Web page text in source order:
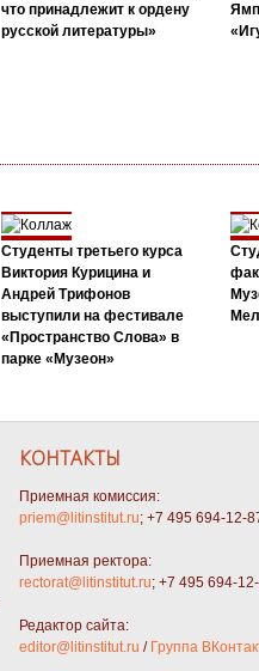
что принадлежит к ордену
русской литературы»
Студенты третьего курса
Виктория Курицина и
Андрей Трифонов
выступили на фестивале
«Пространство Слова» в
парке «Музеон»
КОНТАКТЫ
Приемная комиссия:
priem@litinstitut.ru; +7 495 694-12-
Приемная ректора:
rectorat@litinstitut.ru; +7 495 694-
Редактор сайта:
editor@litinstitut.ru / Группа